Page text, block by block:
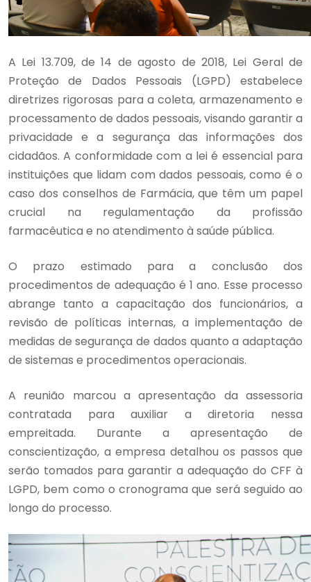
A Lei 13.709, de 14 de agosto de 2018, Lei Geral de
Proteção de Dados Pessoais (LGPD) estabelece
diretrizes rigorosas para a coleta, armazenamento e
processamento de dados pessoais, visando garantir a
privacidade e a segurança das informações dos
cidadãos. A conformidade com a lei é essencial para
instituições que lidam com dados pessoais, como é o
caso dos conselhos de Farmácia, que têm um papel
crucial na regulamentação da profissão
farmacêutica e no atendimento à saúde pública.
O prazo estimado para a conclusão dos
procedimentos de adequação é 1 ano. Esse processo
abrange tanto a capacitação dos funcionários, a
revisão de políticas internas, a implementação de
medidas de segurança de dados quanto a adaptação
de sistemas e procedimentos operacionais.
A reunião marcou a apresentação da assessoria
contratada para auxiliar a diretoria nessa
empreitada. Durante a apresentação de
conscientização, a empresa detalhou os passos que
serão tomados para garantir a adequação do CFF à
LGPD, bem como o cronograma que será seguido ao
longo do processo.